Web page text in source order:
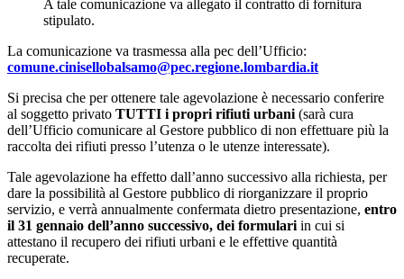
A tale comunicazione va allegato il contratto di fornitura
stipulato.
La comunicazione va trasmessa alla pec dell’Ufficio:
comune.cinisellobalsamo@pec.regione.lombardia.it
Si precisa che per ottenere tale agevolazione è necessario conferire
al soggetto privato TUTTI i propri rifiuti urbani (sarà cura
dell’Ufficio comunicare al Gestore pubblico di non effettuare più la
raccolta dei rifiuti presso l’utenza o le utenze interessate).
Tale agevolazione ha effetto dall’anno successivo alla richiesta, per
dare la possibilità al Gestore pubblico di riorganizzare il proprio
servizio, e verrà annualmente confermata dietro presentazione, entro
il 31 gennaio dell’anno successivo, dei formulari in cui si
attestano il recupero dei rifiuti urbani e le effettive quantità
recuperate.